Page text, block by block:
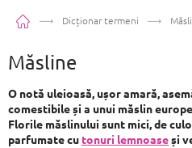
Acasă Dicționar termeni
Măsline
O notă uleioasă, ușor amară,
comestibile și a unui măslin
Florile măslinului sunt mici, de
parfumate cu tonuri lemnoaseși